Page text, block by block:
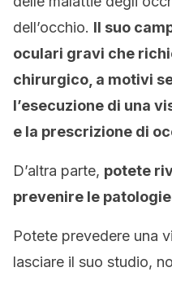
dell’occhio. Il suo
oculari gravi che
chirurgico, a motivi
l’esecuzione di una
e la prescrizione di
D’altra parte, potete
prevenire le
Potete prevedere una
lasciare il suo studio,